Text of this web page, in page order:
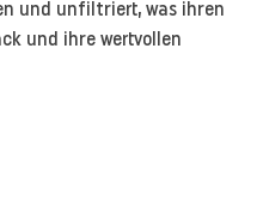
und unfiltriert, was ihren
und ihre wertvollen